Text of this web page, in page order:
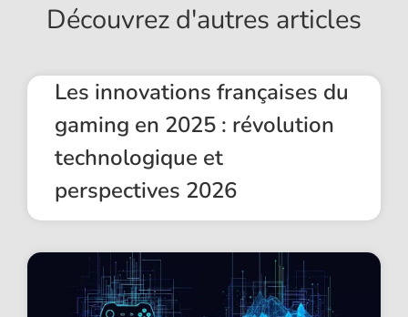
Découvrez d'autres articles
Les innovations françaises du
gaming en 2025 : révolution
technologique et
perspectives 2026